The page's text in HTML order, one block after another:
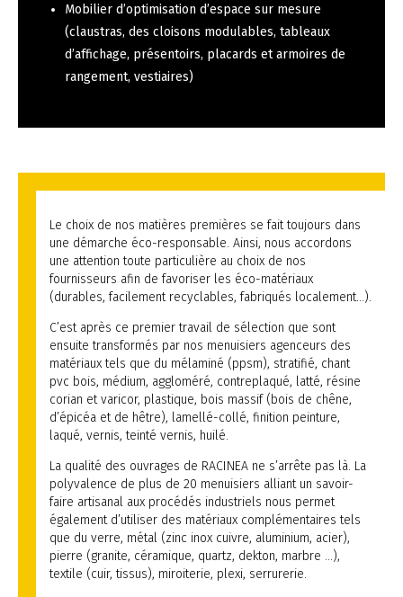
Mobilier d’optimisation d’espace sur mesure
(claustras, des cloisons modulables, tableaux
d’affichage, présentoirs, placards et armoires de
rangement, vestiaires)
Le choix de nos matières premières se fait toujours dans
une démarche éco-responsable. Ainsi, nous accordons
une attention toute particulière au choix de nos
fournisseurs afin de favoriser les éco-matériaux
(durables, facilement recyclables, fabriqués localement…).
C’est après ce premier travail de sélection que sont
ensuite transformés par nos menuisiers agenceurs des
matériaux tels que du mélaminé (ppsm), stratifié, chant
pvc bois, médium, aggloméré, contreplaqué, latté, résine
corian et varicor, plastique, bois massif (bois de chêne,
d’épicéa et de hêtre), lamellé-collé, finition peinture,
laqué, vernis, teinté vernis, huilé.
La qualité des ouvrages de RACINEA ne s’arrête pas là. La
polyvalence de plus de 20 menuisiers alliant un savoir-
faire artisanal aux procédés industriels nous permet
également d’utiliser des matériaux complémentaires tels
que du verre, métal (zinc inox cuivre, aluminium, acier),
pierre (granite, céramique, quartz, dekton, marbre …),
textile (cuir, tissus), miroiterie, plexi, serrurerie.